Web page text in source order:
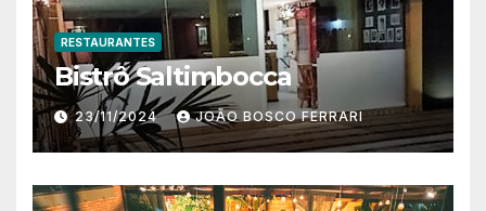
RESTAURANTES
Bistrô Saltimbocca
23/11/2024 JOÃO BOSCO FERRARI